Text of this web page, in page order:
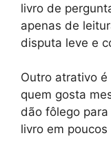
livro de
apenas de
disputa leve e
Outro atrativo
quem gosta
dão fôlego
livro em